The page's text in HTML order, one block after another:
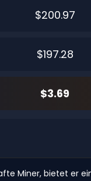
$200.97
$197.28
$3.69
Miner, bietet er